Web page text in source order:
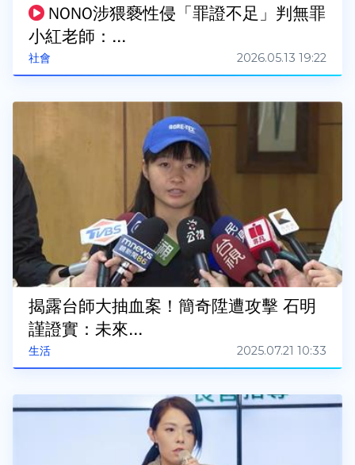
社會
NONO涉猥褻性侵「罪證不足」判無罪
小紅老師：...
2026.05.13 19:22
生活
揭露台師大抽血案！簡奇陞遭攻擊 石明
謹證實：未來...
2025.07.21 10:33